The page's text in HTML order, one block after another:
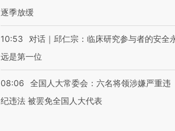
逐季放缓
10:53
对话｜邱仁宗：临床研究参与者的安全
远是第一位
08:06
全国人大常委会：六名将领涉嫌严重违
纪违法 被罢免全国人大代表